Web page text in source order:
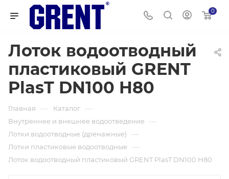
0
Лоток водоотводный
пластиковый GRENT
PlasT DN100 H80
Главная — Каталог —
Внутреннее и внешнее водоотведение —
Лотки водоотводные (дренажные) —
Лотки пластиковые водоотводные —
Лоток водоотводный пластиковый GRENT PlasT DN100 H80